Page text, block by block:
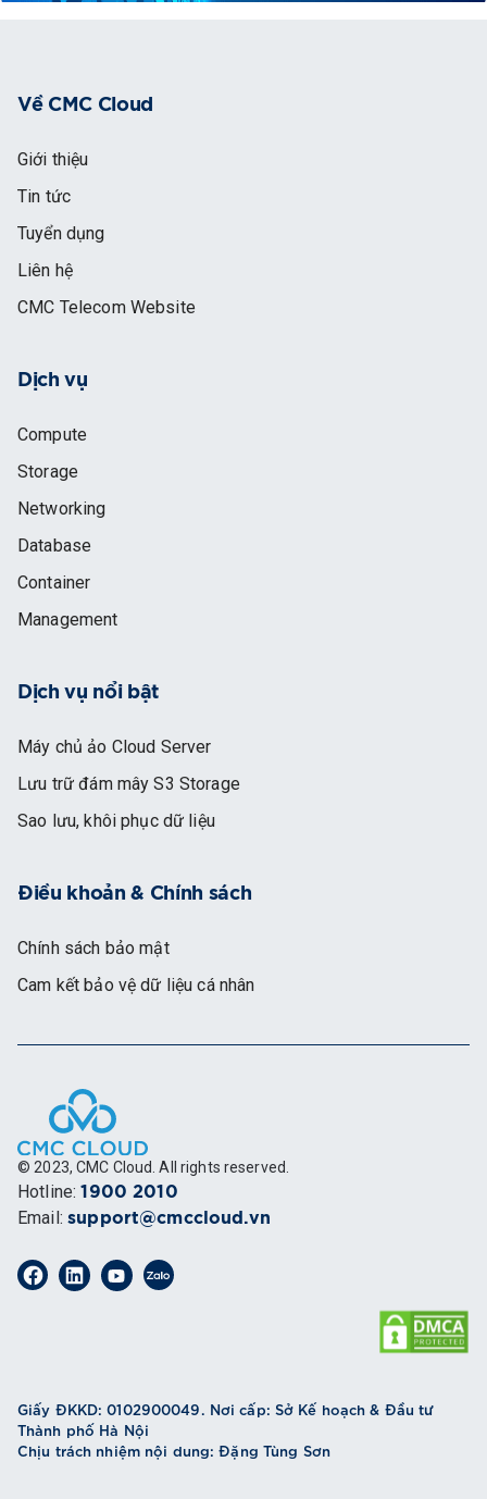
Về CMC Cloud
Giới thiệu
Tin tức
Tuyển dụng
Liên hệ
CMC Telecom Website
Dịch vụ
Compute
Storage
Networking
Database
Container
Management
Dịch vụ nổi bật
Máy chủ ảo Cloud Server
Lưu trữ đám mây S3 Storage
Sao lưu, khôi phục dữ liệu
Điều khoản & Chính sách
Chính sách bảo mật
Cam kết bảo vệ dữ liệu cá nhân
© 2023, CMC Cloud. All rights reserved.
Hotline: 1900 2010
Email: support@cmccloud.vn
Giấy ĐKKD: 0102900049. Nơi cấp: Sở Kế hoạch & Đầu tư
Thành phố Hà Nội
Chịu trách nhiệm nội dung: Đặng Tùng Sơn